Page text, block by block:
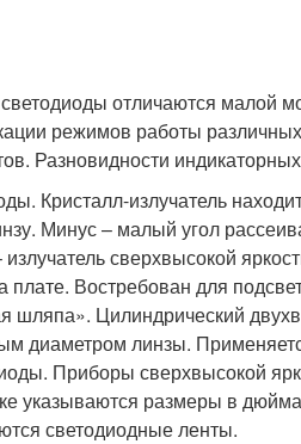
отличаются малой
режимов работы
Разновидности
Кристалл-излучатель
Минус – малый угол
сверхвысокой
плате. Востребован для
шляпа». Цилиндрический
диаметром линзы.
Приборы сверхвысокой
указываются размеры в
светодиодные ленты.